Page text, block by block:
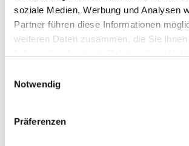
soziale Medien, Werbung und Analysen
Partner führen diese Informationen
weiteren Daten zusammen, die Sie
Notwendig
Präferenzen
Dies könnte Sie
interessieren